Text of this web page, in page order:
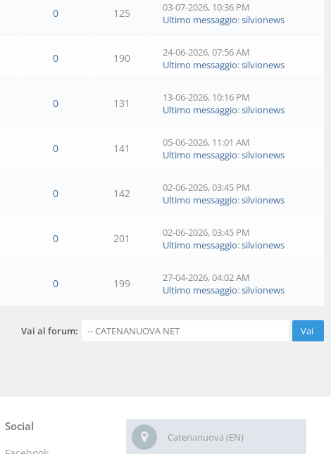
0 125
03-07-2026, 10:36 PM
Ultimo messaggio:silvionews
0 190
24-06-2026, 07:56 AM
Ultimo messaggio:silvionews
0 131
13-06-2026, 10:16 PM
Ultimo messaggio:silvionews
0 141
05-06-2026, 11:01 AM
Ultimo messaggio:silvionews
0 142
02-06-2026, 03:45 PM
Ultimo messaggio:silvionews
0 201
02-06-2026, 03:45 PM
Ultimo messaggio:silvionews
0 199
27-04-2026, 04:02 AM
Ultimo messaggio:silvionews
Vai al forum:
Catenanuova (EN)
Social